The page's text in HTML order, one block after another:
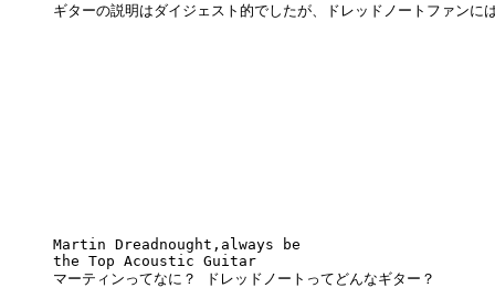
ギターの説明はダイジェスト的でしたが、ドレッドノートファン
Martin Dreadnought,always be
the Top Acoustic Guitar
マーティンってなに？ ドレッドノートってどんなギター？